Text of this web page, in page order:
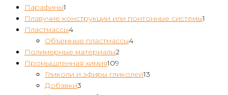
Парафины1
товар
Плавучие конструкции или понтонные системы1
Пластмассы44
товара
Объемные пластмассы44
Полимерные материалы2
Промышленная химия109
товаров
Гликоли и эфиры гликолей13
Добавки3